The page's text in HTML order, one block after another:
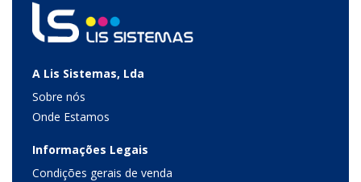
A Lis Sistemas, Lda
Sobre nós
Onde Estamos
Informações Legais
Condições gerais de venda